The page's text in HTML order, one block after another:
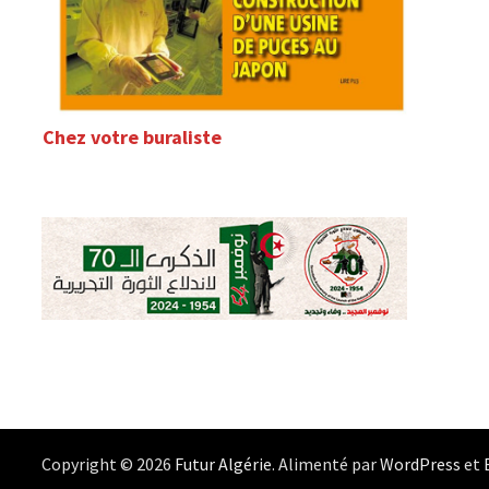
Chez votre buraliste
Copyright © 2026 Futur Algérie. Alimenté parWordPress et